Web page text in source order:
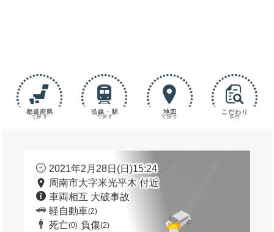
都道府県
で探す
沿線・駅
で探す
地図
で探す
こだわり
条件
2021年2月28日(日)15:24
周南市大字米光平木 付近
車両相互 大破事故
軽自動車(2)
死亡(0) 負傷(2)